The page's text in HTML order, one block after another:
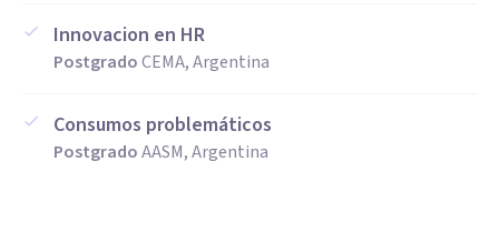
Innovacion en HR
PostgradoCEMA, Argentina
Consumos problemáticos
PostgradoAASM, Argentina